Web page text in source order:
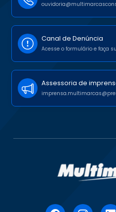
Canal de Denúncia
Acesse o formulário e faça
Assessoria de